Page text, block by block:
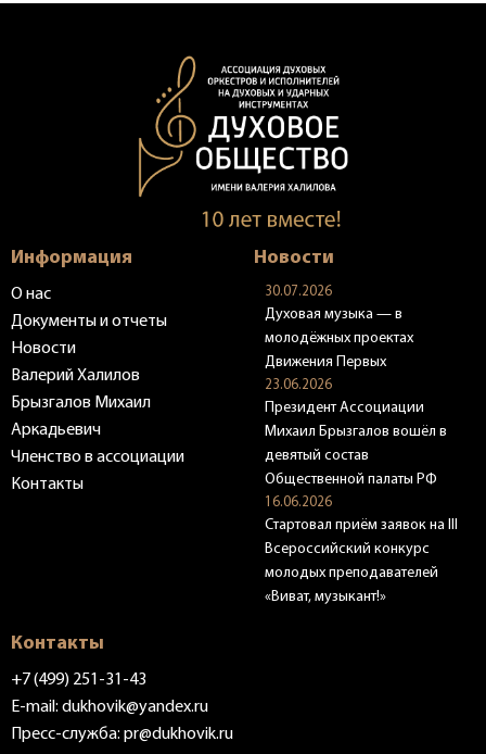
Информация
О нас
Документы и отчеты
Новости
Валерий Халилов
Брызгалов Михаил
Аркадьевич
Членство в ассоциации
Контакты
Новости
30.07.2026
Духовая музыка — в
молодёжных проектах
Движения Первых
23.06.2026
Президент Ассоциации
Михаил Брызгалов вошёл в
девятый состав
Общественной палаты РФ
16.06.2026
Стартовал приём заявок на III
Всероссийский конкурс
молодых преподавателей
«Виват, музыкант!»
Контакты
+7 (499) 251-31-43
E-mail: dukhovik@yandex.ru
Пресс-служба: pr@dukhovik.ru